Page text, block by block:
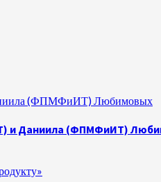
(ФПМФиИТ) Любимовых
и Даниила (ФПМФиИТ)